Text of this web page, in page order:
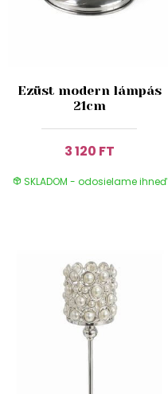
Ezüst modern lámpás
21cm
3 120 FT
SKLADOM - odosielame ihneď